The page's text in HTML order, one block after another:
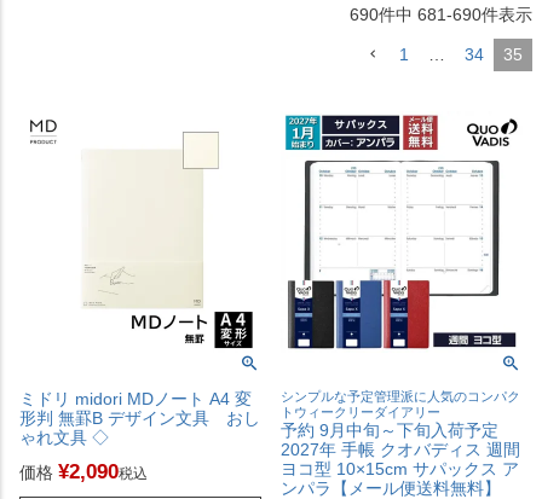
690件中 681-690件表示
1 … 34 35
ミドリ midori MDノート A4 変
形判 無罫B デザイン文具 おし
ゃれ文具 ◇
価格 ¥2,090税込
シンプルな予定管理派に人気のコンパク
トウィークリーダイアリー
予約 9月中旬～下旬入荷予定
2027年 手帳 クオバディス 週間
ヨコ型 10×15cm サパックス ア
ンパラ【メール便送料無料】